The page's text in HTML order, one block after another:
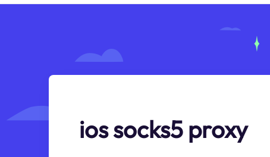
ios socks5 proxy